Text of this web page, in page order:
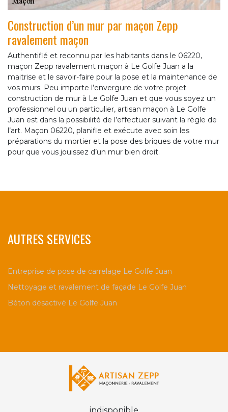
Construction d’un mur par maçon Zepp
ravalement maçon
Authentifié et reconnu par les habitants dans le 06220,
maçon Zepp ravalement maçon à Le Golfe Juan a la
maitrise et le savoir-faire pour la pose et la maintenance de
vos murs. Peu importe l’envergure de votre projet
construction de mur à Le Golfe Juan et que vous soyez un
professionnel ou un particulier, artisan maçon à Le Golfe
Juan est dans la possibilité de l’effectuer suivant la règle de
l’art. Maçon 06220, planifie et exécute avec soin les
préparations du mortier et la pose des briques de votre mur
pour que vous jouissez d’un mur bien droit.
AUTRES SERVICES
Entreprise de pose de carrelage Le Golfe Juan
Nettoyage et ravalement de façade Le Golfe Juan
Béton désactivé Le Golfe Juan